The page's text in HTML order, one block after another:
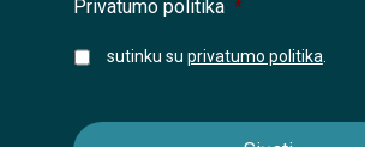
Privatumo politika *
sutinku su privatumo politika